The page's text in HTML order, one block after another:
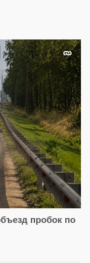
пробок по